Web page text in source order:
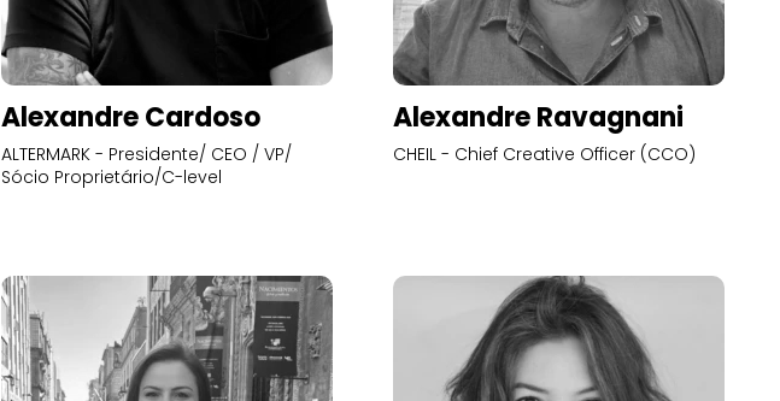
Alexandre Cardoso
ALTERMARK - Presidente/ CEO / VP/
Sócio Proprietário/C-level
Alexandre Ravagnani
CHEIL - Chief Creative Officer (CCO)